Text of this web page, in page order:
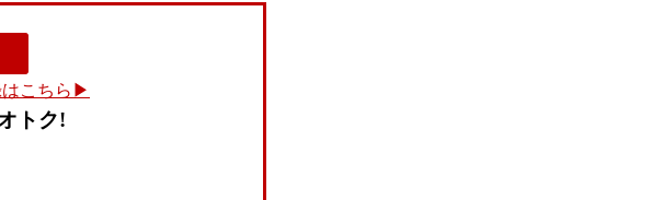
はこちら▶
トク!